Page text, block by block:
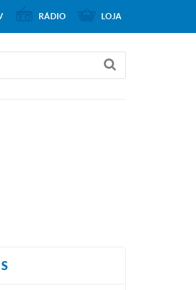
RÁDIO LOJA